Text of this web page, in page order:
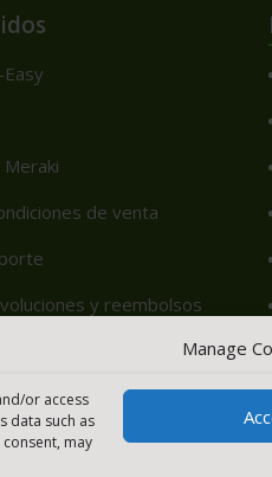
Manage
or access
data such as
may
Meraki
de venta
y reembolsos
– Meraki easy